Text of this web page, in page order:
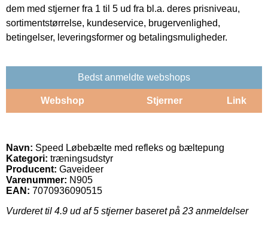
dem med stjerner fra 1 til 5 ud fra bl.a. deres prisniveau,
sortimentstørrelse, kundeservice, brugervenlighed,
betingelser, leveringsformer og betalingsmuligheder.
Bedst anmeldte webshops
Webshop Stjerner Link
Navn: Speed Løbebælte med refleks og bæltepung
Kategori: træningsudstyr
Producent: Gaveideer
Varenummer: N905
EAN: 7070936090515
Vurderet til 4.9 ud af 5 stjerner baseret på 23 anmeldelser